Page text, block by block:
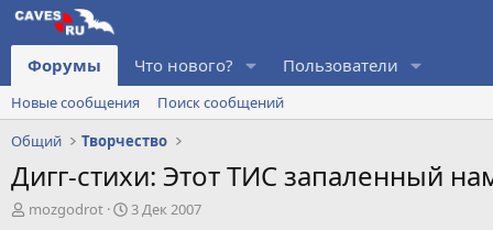
Форумы Что нового? Пользователи
Новые сообщения
Поиск сообщений
Общий
Творчество
Дигг-стихи: Этот ТИС запаленный
А
mоzgodrot
Д
3 Дек 2007